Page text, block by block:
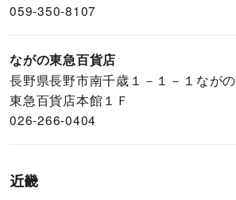
059-350-8107
ながの東急百貨店
長野県長野市南千歳１－１－１ながの
東急百貨店本館１Ｆ
026-266-0404
近畿